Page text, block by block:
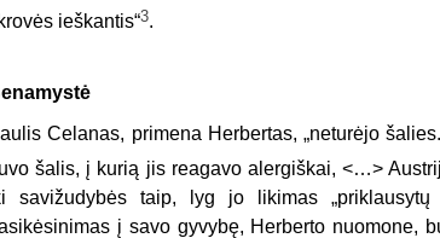
ieškantis“3.
Celanas, primena Herbertas, „neturėjo
šalis, į kurią jis reagavo alergiškai, <…>
savižudybės taip, lyg jo likimas
į savo gyvybę, Herberto nuomone,